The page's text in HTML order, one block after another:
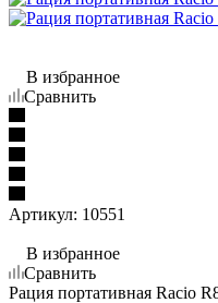
В избранное
Сравнить
Артикул: 10551
В избранное
Сравнить
Рация портативная Racio